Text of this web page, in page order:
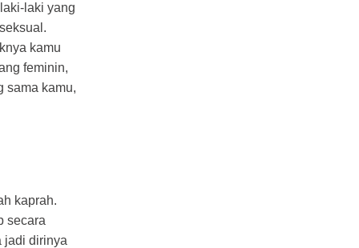
laki yang
kamu
feminin,
sama kamu,
kaprah.
secara
jadi dirinya